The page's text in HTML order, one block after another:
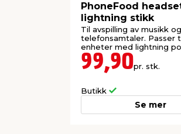
PhoneFood
lightning stikk
Til avspilling av musikk og
telefonsamtaler. Passer
enheter med lightning
99,90pr. stk.
Butikk
Se mer